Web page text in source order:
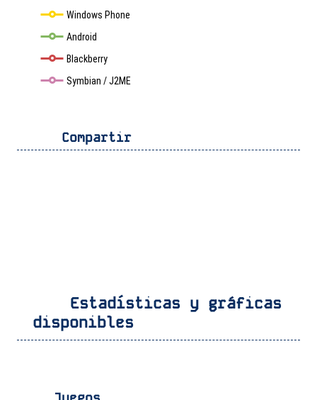
Windows Phone
Android
Blackberry
Symbian / J2ME
Compartir
Estadísticas y gráficas
disponibles